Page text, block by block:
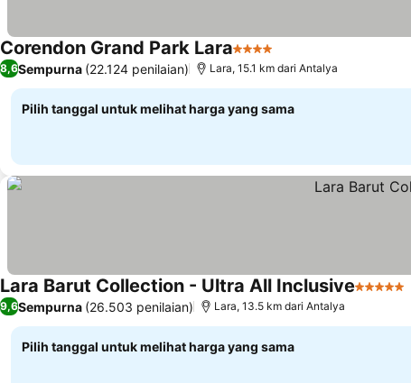
Corendon Grand Park Lara4 Bintang
8,6Sempurna (22.124 penilaian) Lara, 15.1 km dari Antalya
Pilih tanggal untuk melihat harga yang sama
Lara Barut Collection - Ultra All Inclusive5 Bintang
9,6Sempurna (26.503 penilaian) Lara, 13.5 km dari Antalya
Pilih tanggal untuk melihat harga yang sama